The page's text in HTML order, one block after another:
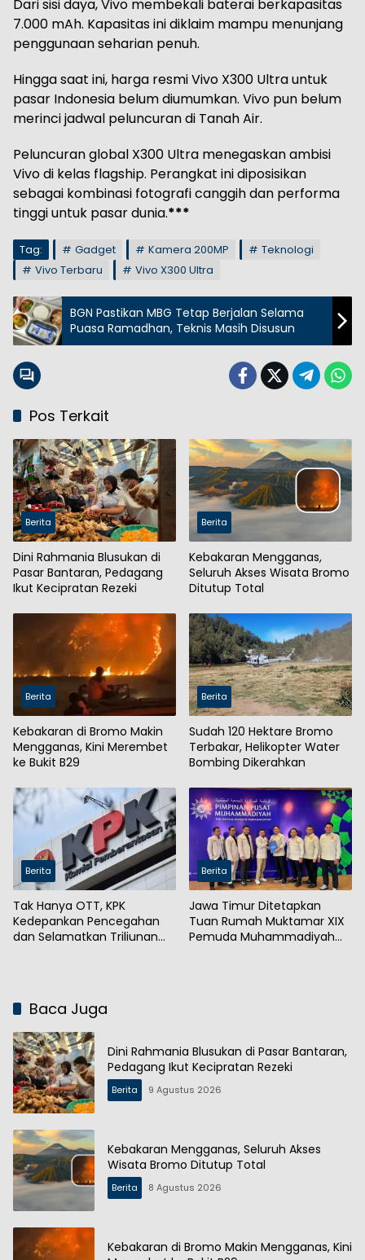
Dari sisi daya, Vivo membekali baterai berkapasitas
7.000 mAh. Kapasitas ini diklaim mampu menunjang
penggunaan seharian penuh.
Hingga saat ini, harga resmi Vivo X300 Ultra untuk
pasar Indonesia belum diumumkan. Vivo pun belum
merinci jadwal peluncuran di Tanah Air.
Peluncuran global X300 Ultra menegaskan ambisi
Vivo di kelas flagship. Perangkat ini diposisikan
sebagai kombinasi fotografi canggih dan performa
tinggi untuk pasar dunia.***
Tag: Gadget Kamera 200MP
Teknologi
Vivo Terbaru
Vivo X300 Ultra
BGN Pastikan MBG Tetap Berjalan Selama
Puasa Ramadhan, Teknis Masih Disusun
Pos Terkait
Berita
Dini Rahmania Blusukan di
Pasar Bantaran, Pedagang
Ikut Kecipratan Rezeki
Berita
Kebakaran Mengganas,
Seluruh Akses Wisata Bromo
Ditutup Total
Berita
Kebakaran di Bromo Makin
Mengganas, Kini Merembet
ke Bukit B29
Berita
Sudah 120 Hektare Bromo
Terbakar, Helikopter Water
Bombing Dikerahkan
Berita
Tak Hanya OTT, KPK
Kedepankan Pencegahan
dan Selamatkan Triliunan
Berita
Jawa Timur Ditetapkan
Tuan Rumah Muktamar XIX
Pemuda Muhammadiyah
Baca Juga
Dini Rahmania Blusukan di Pasar Bantaran,
Pedagang Ikut Kecipratan Rezeki
Berita 9 Agustus 2026
Kebakaran Mengganas, Seluruh Akses
Wisata Bromo Ditutup Total
Berita 8 Agustus 2026
Kebakaran di Bromo Makin Mengganas, Kini